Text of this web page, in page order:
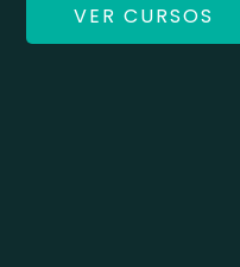
VER CURSOS